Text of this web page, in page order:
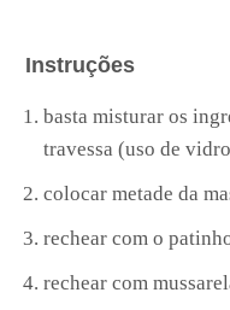
Instruções
basta misturar os
travessa (uso de
colocar metade da
rechear com o
rechear com